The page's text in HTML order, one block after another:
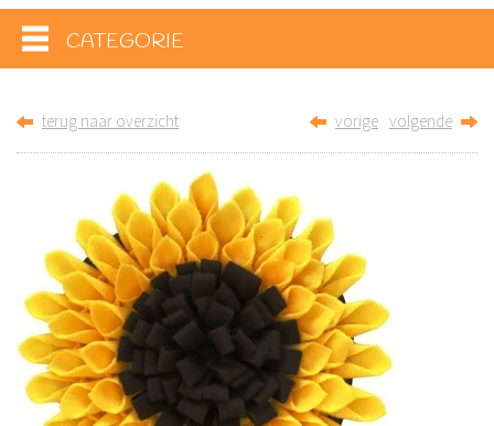
CATEGORIE
terug naar overzicht vorige volgende